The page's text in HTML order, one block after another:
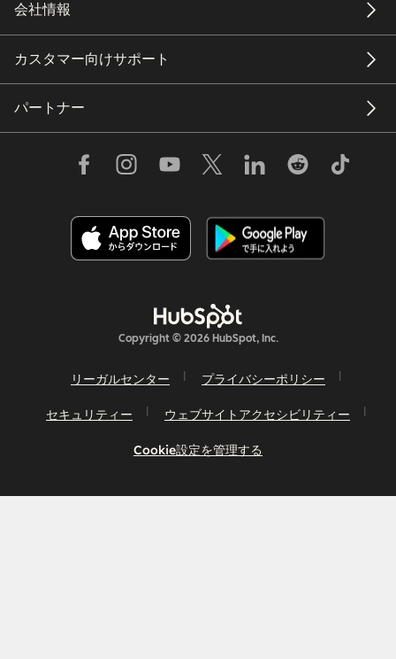
会社情報
カスタマー向けサポート
パートナー
Copyright © 2026 HubSpot, Inc.
リーガルセンター プライバシーポリシー
セキュリティー ウェブサイトアクセシビリティー
Cookie設定を管理する